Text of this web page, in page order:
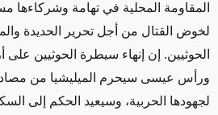
المقاومة المحلية في تهامة وشركاءها
لخوض القتال من أجل تحرير الحديدة
الحوثيين. إن إنهاء سيطرة الحوثيين
ورأس عيسى سيحرم الميليشيا من
لجهودها الحربية، وسيعيد الحكم إلى